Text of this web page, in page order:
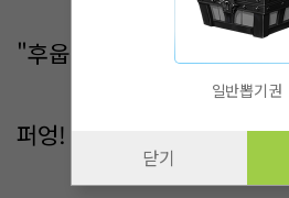
"후웁."
퍼엉!
일반뽑기권
닫기